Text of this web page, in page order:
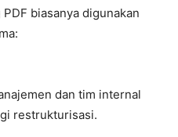
biasanya digunakan
dan tim internal
restrukturisasi.